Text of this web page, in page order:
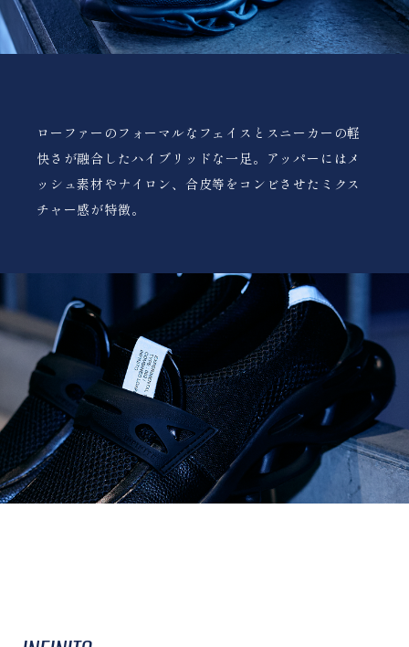
ローファーのフォーマルなフェイスとスニーカーの軽
快さが融合したハイブリッドな一足。アッパーにはメ
ッシュ素材やナイロン、合皮等をコンビさせたミクス
チャー感が特徴。